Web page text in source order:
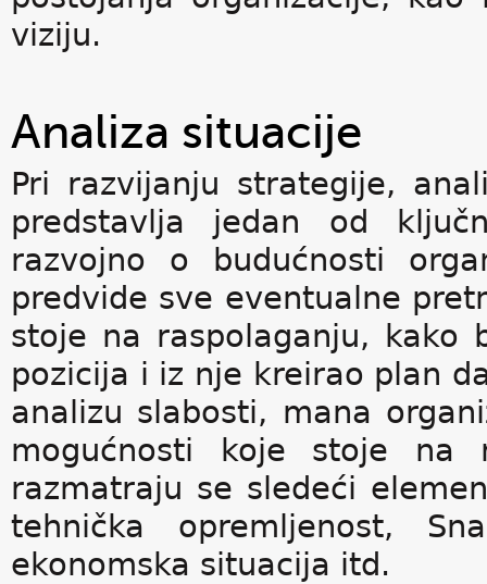
viziju.
Analiza situacije
Pri razvijanju strategije,
predstavlja jedan od
razvojno o budućnosti
predvide sve eventualne
stoje na raspolaganju, kako
pozicija i iz nje kreirao plan
analizu slabosti, mana
mogućnosti koje stoje na
razmatraju se sledeći
tehnička opremljenost,
ekonomska situacija itd.